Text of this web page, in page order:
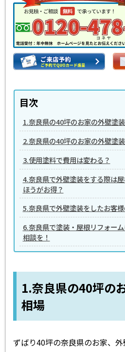
目次
1.奈良県の40坪のお家の外壁塗
2.奈良県の40坪のお家の外壁塗
3.使用塗料で費用は変わる？
4.奈良県で外壁塗装をする際は
ほうがお得？
5.奈良県で外壁塗装をしたお客
6.奈良県で塗装・屋根リフォー
相談を！
1.奈良県の40坪の
相場
ずばり40坪の奈良県のお家、